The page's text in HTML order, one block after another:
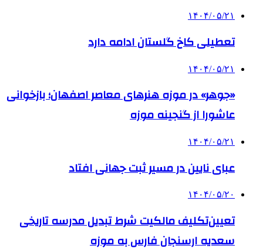
۱۴۰۴/۰۵/۲۱
تعطیلی کاخ گلستان ادامه دارد
۱۴۰۴/۰۵/۲۱
«جوهر» در موزه هنرهای معاصر اصفهان؛ بازخوانی
عاشورا از گنجینه موزه
۱۴۰۴/۰۵/۲۱
عبای نایین در مسیر ثبت جهانی افتاد
۱۴۰۴/۰۵/۲۰
تعیین‌تکلیف مالکیت شرط تبدیل مدرسه تاریخی
سعدیه ارسنجان فارس به موزه